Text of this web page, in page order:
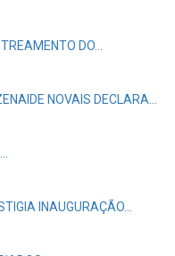
DO…
NOVAIS DECLARA…
INAUGURAÇÃO…